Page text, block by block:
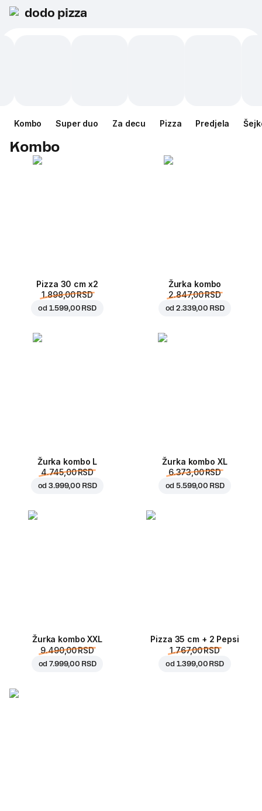
dodo pizza
Kombo Super duo Za decu Pizza Predjela
Kombo
Pizza 30 cm x2
1.898,00 RSD
od 1.599,00 RSD
Žurka kombo
2.847,00 RSD
od2.339,00 RSD
Žurka kombo L
4.745,00 RSD
od3.999,00 RSD
Žurka kombo XL
6.373,00 RSD
od5.599,00 RSD
Žurka kombo XXL
9.490,00 RSD
od7.999,00 RSD
Pizza 35 cm + 2 Pepsi
1.767,00 RSD
od 1.399,00 RSD